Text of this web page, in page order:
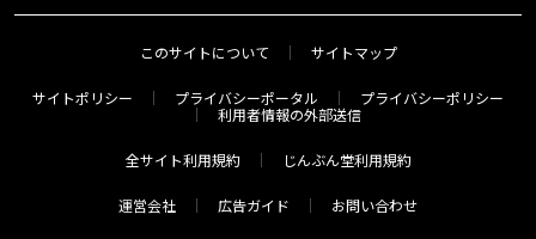
このサイトについて サイトマップ
サイトポリシー プライバシーポータル
プライバシーポリシー
利用者情報の外部送信
全サイト利用規約 じんぶん堂利用規約
運営会社 広告ガイド お問い合わせ